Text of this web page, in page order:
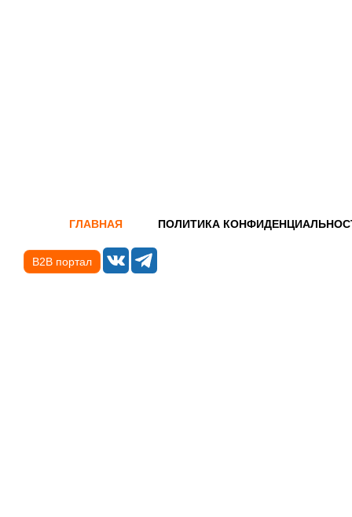
ГЛАВНАЯ ПОЛИТИКА
B2B портал